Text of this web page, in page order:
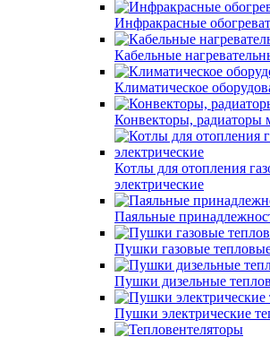
Инфракрасные
Кабельные
Климатическое
Конвекторы, радиаторы
Котлы для отопления
электрические
Паяльные
Пушки газовые
Пушки дизельные
Пушки электрические